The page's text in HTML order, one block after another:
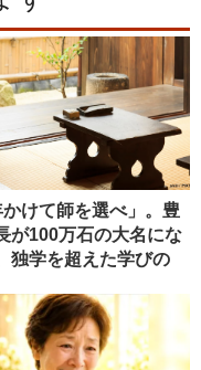
かけて師を選べ」。豊
が100万石の大名にな
独学を超えた学びの